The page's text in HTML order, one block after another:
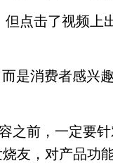
点击了视频上
是消费者感
之前，一定要
友，对产品